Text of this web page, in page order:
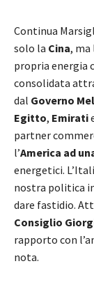
Continua
solo la Cina, ma
propria energia
consolidata
dal Governo
Egitto, Emirati
partner
l’America ad
energetici.
nostra politica
dare fastidio.
Consiglio
rapporto con
nota.